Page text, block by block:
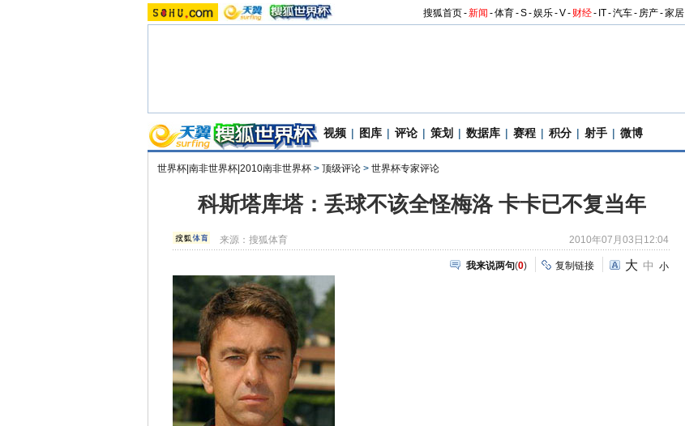
搜狐首页-新闻 -体育-S-娱乐-V- 财经- IT-汽车- 房产-家居
视频 | 图库 | 评论 | 策划 | 数据库 | 赛程 | 积分 | 射手 | 微博
世界杯|南非世界杯|2010南非世界杯 > 顶级评论 > 世界杯专家评论
科斯塔库塔：丢球不该全怪梅洛 卡卡已不复当年
来源：搜狐体育 2010年07月03日12:04
我来说两句(0) 复制链接 大 中 小